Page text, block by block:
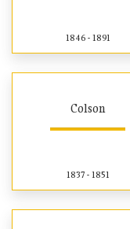
1846 - 1891
Colson
1837 - 1851